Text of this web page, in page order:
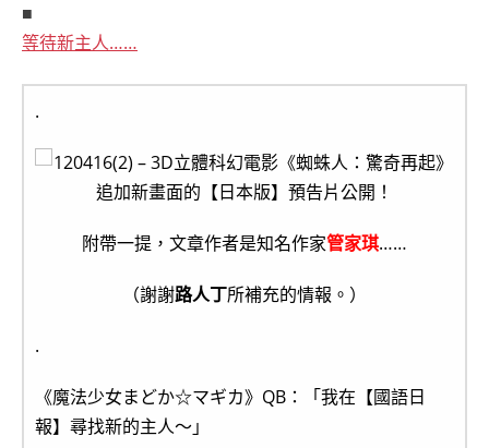
■
等待新主人……
.
附帶一提，文章作者是知名作家管家琪……
（謝謝路人丁所補充的情報。）
.
《魔法少女まどか☆マギカ》QB：「我在【國語日
報】尋找新的主人～」